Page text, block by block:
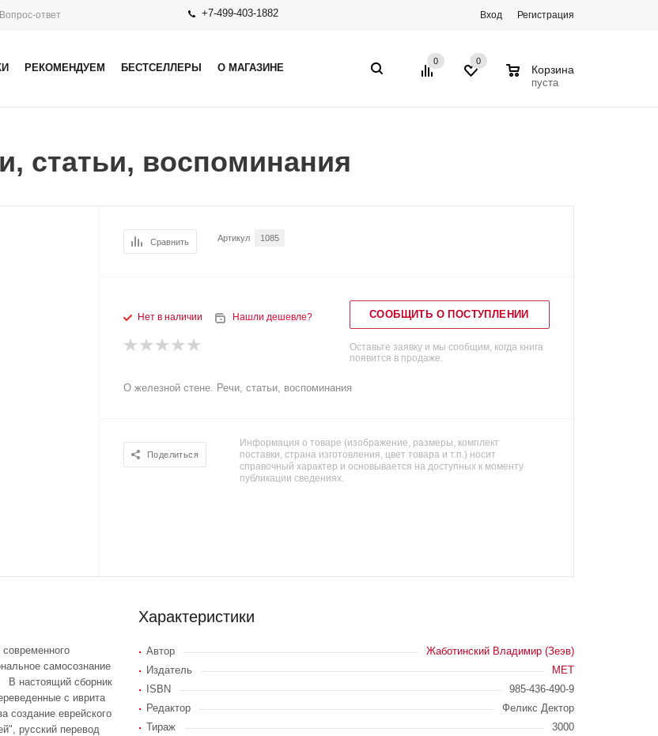
Вопрос-ответ +7-499-403-1882 Вход Регистрация
РЕКОМЕНДУЕМ БЕСТСЕЛЛЕРЫ О МАГАЗИНЕ
0 0
Корзина
пуста
статьи, воспоминания
Сравнить Артикул 1085
Нет в наличии Нашли дешевле? СООБЩИТЬ О ПОСТУПЛЕНИИ
Оставьте заявку и мы сообщим, когда книга
появится в продаже.
О железной стене. Речи, статьи, воспоминания
Поделиться
Информация о товаре (изображение, размеры, комплект
поставки, страна изготовления, цвет товара и т.п.) носит
справочный характер и основывается на доступных к моменту
публикации сведениях.
самосознание
В настоящий сборник
с иврита
создание еврейского
русский перевод
Характеристики
Автор
Жаботинский Владимир (Зеэв)
Издатель
МЕТ
ISBN
985-436-490-9
Редактор
Феликс Дектор
Тираж
3000